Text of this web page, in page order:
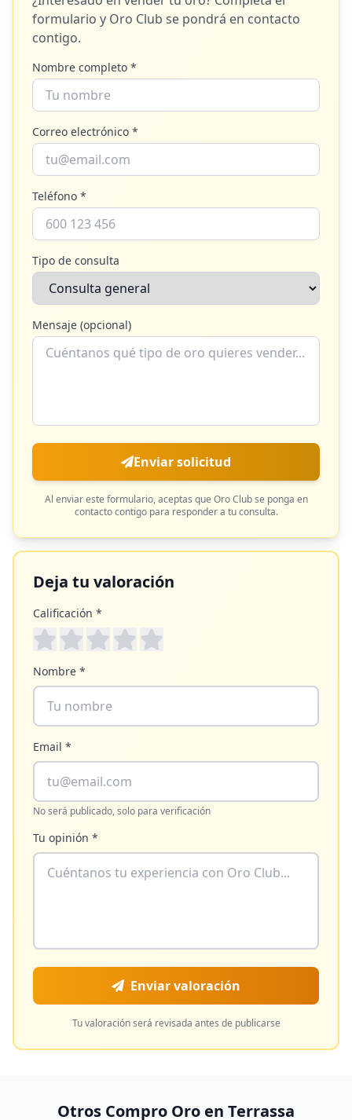
formulario y Oro Club se pondrá en contacto
contigo.
Nombre completo *
Correo electrónico *
Teléfono *
Tipo de consulta
Mensaje (opcional)
Enviar solicitud
Al enviar este formulario, aceptas que Oro Clubse ponga en
contacto contigo para responder a tu consulta.
Deja tu valoración
Calificación *
Nombre *
Email *
No será publicado, solo para verificación
Tu opinión *
Enviar valoración
Tu valoración será revisada antes de publicarse
Otros Compro Oro en Terrassa